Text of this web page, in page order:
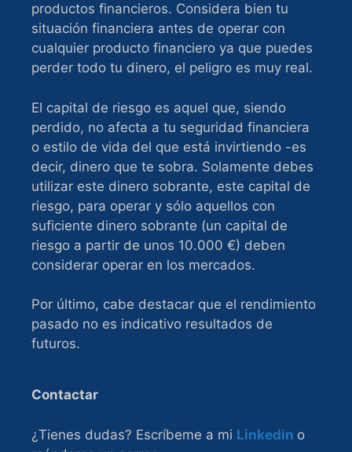
productos financieros. Considera bien tu
situación financiera antes de operar con
cualquier producto financiero ya que puedes
perder todo tu dinero, el peligro es muy real.
El capital de riesgo es aquel que, siendo
perdido, no afecta a tu seguridad financiera
o estilo de vida del que está invirtiendo -es
decir, dinero que te sobra. Solamente debes
utilizar este dinero sobrante, este capital de
riesgo, para operar y sólo aquellos con
suficiente dinero sobrante (un capital de
riesgo a partir de unos 10.000 €) deben
considerar operar en los mercados.
Por último, cabe destacar que el rendimiento
pasado no es indicativo resultados de
futuros.
Contactar
¿Tienes dudas? Escríbeme a mi Linkedin o